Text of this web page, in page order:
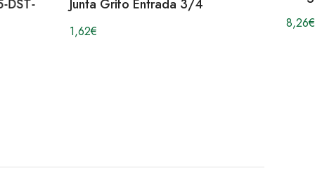
DST-
Junta Grifo Entrada 3/4
1,62€
8,26€